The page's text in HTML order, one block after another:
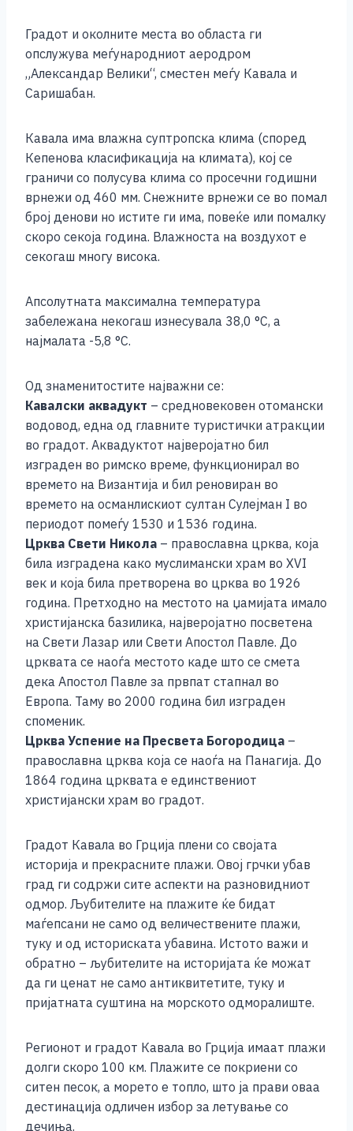
Градот и околните места во областа ги
опслужува меѓународниот аеродром
„Александар Велики“, сместен меѓу Кавала и
Саришабан.
Кавала има влажна суптропска клима (според
Кепенова класификација на климата), кој се
граничи со полусува клима со просечни годишни
врнежи од 460 мм. Снежните врнежи се во помал
број денови но истите ги има, повеќе или помалку
скоро секоја година. Влажноста на воздухот е
секогаш многу висока.
Апсолутната максимална температура
забележана некогаш изнесувала 38,0 °C, а
најмалата -5,8 °C.
Од знаменитостите најважни се:
Кавалски аквадукт – средновековен отомански
водовод, една од главните туристички атракции
во градот. Аквадуктот најверојатно бил
изграден во римско време, функционирал во
времето на Византија и бил реновиран во
времето на османлискиот султан Сулејман I во
периодот помеѓу 1530 и 1536 година.
Црква Свети Никола – православна црква, која
била изградена како муслимански храм во XVI
век и која била претворена во црква во 1926
година. Претходно на местото на џамијата имало
христијанска базилика, најверојатно посветена
на Свети Лазар или Свети Апостол Павле. До
црквата се наоѓа местото каде што се смета
дека Апостол Павле за првпат стапнал во
Европа. Таму во 2000 година бил изграден
споменик.
Црква Успение на Пресвета Богородица –
православна црква која се наоѓа на Панагија. До
1864 година црквата е единствениот
христијански храм во градот.
Градот Кавала во Грција плени со својата
историја и прекрасните плажи. Овој грчки убав
град ги содржи сите аспекти на разновидниот
одмор. Љубителите на плажите ќе бидат
маѓепсани не само од величествените плажи,
туку и од историската убавина. Истото важи и
обратно – љубителите на историјата ќе можат
да ги ценат не само антиквитетите, туку и
пријатната суштина на морското одморалиште.
Регионот и градот Кавала во Грција имаат плажи
долги скоро 100 км. Плажите се покриени со
ситен песок, а морето е топло, што ја прави оваа
дестинација одличен избор за летување со
дечиња.